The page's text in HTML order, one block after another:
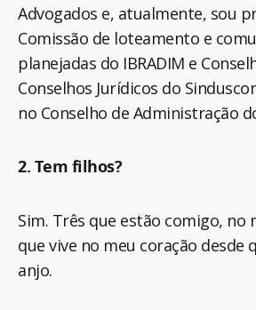
Advogados e, atualmente, sou
Comissão de loteamento e
planejadas do IBRADIM e
Conselhos Jurídicos do
no Conselho de Administração
2. Tem filhos?
Sim. Três que estão comigo, no
que vive no meu coração desde
anjo.